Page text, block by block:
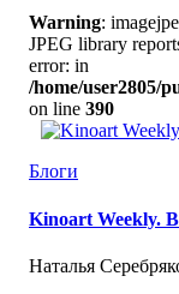
Warning:
JPEG library
error: in
/home/user2805/
on line 390
Блоги
Kinoart Weekly.
Наталья